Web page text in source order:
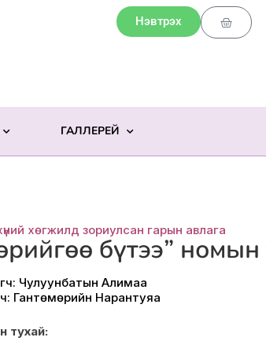
Нэвтрэх Cart
ГАЛЛЕРЕЙ
хөгжилд зориулсан гарын авлага
бүтээ” номын
Чулуунбатын Алимаа
Гантөмөрийн Нарантуяа
тухай: